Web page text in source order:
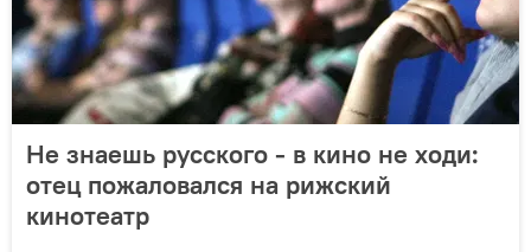
Не знаешь русского - в кино не ходи:
отец пожаловался на рижский
кинотеатр